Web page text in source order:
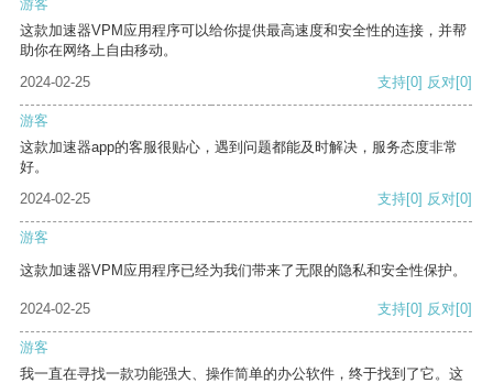
游客
这款加速器VPM应用程序可以给你提供最高速度和安全性的连接，并帮
助你在网络上自由移动。
2024-02-25
支持[0] 反对[0]
游客
这款加速器app的客服很贴心，遇到问题都能及时解决，服务态度非常
好。
2024-02-25
支持[0] 反对[0]
游客
这款加速器VPM应用程序已经为我们带来了无限的隐私和安全性保护。
2024-02-25 支持[0] 反对[0]
游客
我一直在寻找一款功能强大、操作简单的办公软件，终于找到了它。这